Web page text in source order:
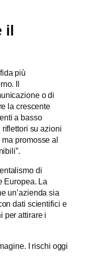
più
Il
o di
la crescente
a basso
su azioni
promosse al
di
Europea. La
un’azienda sia
dati scientifici e
per attirare i
I rischi oggi